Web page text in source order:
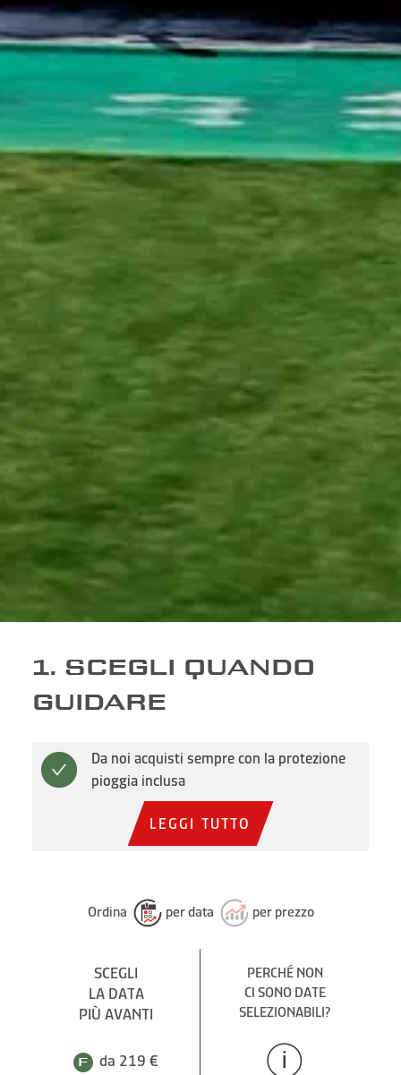
1. SCEGLI QUANDO
GUIDARE
Da noi acquisti sempre con la protezione
pioggia inclusa
LEGGI TUTTO
Ordina per data per prezzo
SCEGLI
LA DATA
PIÙ AVANTI
da 219 €
PERCHÉ NON
CI SONO DATE
SELEZIONABILI?